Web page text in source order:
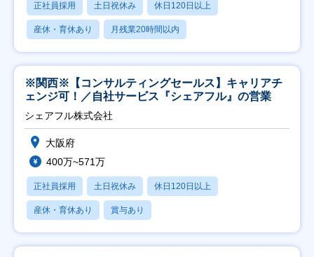
正社員採用 土日祝休み 休日120日以上
産休・育休あり 月残業20時間以内
※関西※【コンサルティングセールス】キャリアチ
ェンジ可！／自社サービス『シェアフル』の営業
シェアフル株式会社
大阪府
400万~571万
正社員採用 土日祝休み 休日120日以上
産休・育休あり 賞与あり